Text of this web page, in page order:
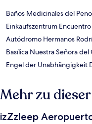
Baños Medicinales del
Einkaufszentrum
Autódromo Hermanos
Basílica Nuestra Señora
Engel der Unabhängigkeit
Mehr zu
izZzleep